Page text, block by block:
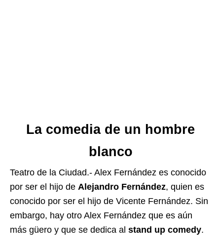
La comedia de un hombre
blanco
Teatro de la Ciudad.- Alex Fernández es conocido
por ser el hijo de Alejandro Fernández, quien es
conocido por ser el hijo de Vicente Fernández. Sin
embargo, hay otro Alex Fernández que es aún
más güero y que se dedica al stand up comedy.